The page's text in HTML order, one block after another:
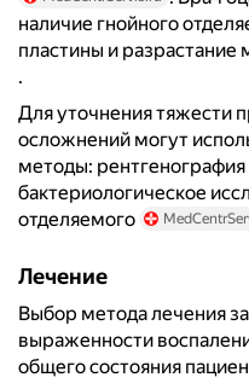
наличие гнойного
пластины и разрастание
.
Для уточнения тяжести
осложнений могут
методы:
бактериологическое
отделяемого
Лечение
Выбор метода лечения
выраженности
общего состояния